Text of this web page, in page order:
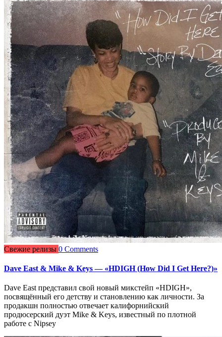
Свежие релизы 0 Comments
Dave East & Mike & Keys — «HDIGH (How Did I Get Here?)»
Dave East представил свой новый микстейп «HDIGH»,
посвящённый его детству и становлению как личности. За
продакшн полностью отвечает калифорнийский
продюсерский дуэт Mike & Keys, известный по плотной
работе с Nipsey